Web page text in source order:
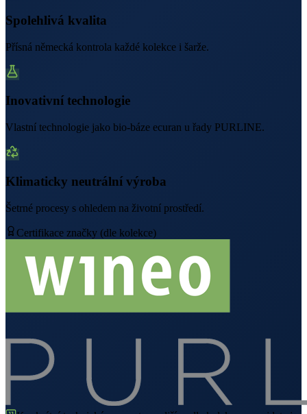
Spolehlivá kvalita
Přísná německá kontrola každé kolekce i šarže.
Inovativní technologie
Vlastní technologie jako bio-báze ecuran u řady PURLINE.
Klimaticky neutrální výroba
Šetrné procesy s ohledem na životní prostředí.
Certifikace značky (dle kolekce)